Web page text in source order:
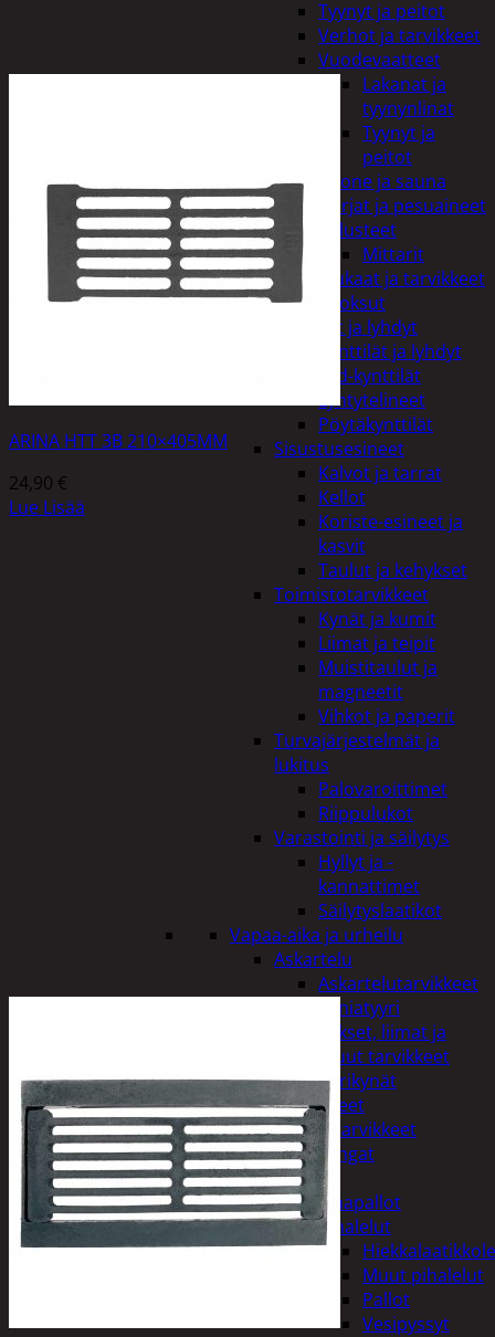
Tyynyt ja peitot
Verhot ja tarvikkeet
Vuodevaatteet
Lakanat ja
tyynynlinat
Tyynyt ja
peitot
Kylpyhuone ja sauna
Harjat ja pesuaineet
Kalusteet
Mittarit
Kiukaat ja tarvikkeet
Tuoksut
Kynttilät ja lyhdyt
Kynttilät ja lyhdyt
Led-kynttilät
Lyhtytelineet
Pöytäkynttilät
Sisustusesineet
Kalvot ja tarrat
Kellot
Koriste-esineet ja
kasvit
Taulut ja kehykset
Toimistotarvikkeet
Kynät ja kumit
Liimat ja teipit
Muistitaulut ja
magneetit
Vihkot ja paperit
Turvajärjestelmät ja
lukitus
Palovaroittimet
Riippulukot
Varastointi ja säilytys
Hyllyt ja -
kannattimet
Säilytyslaatikot
Vapaa-aika ja urheilu
Askartelu
Askartelutarvikkeet
Miniatyyri
Sakset, liimat ja
muut tarvikkeet
Värikynät
Harrasteet
Käsityötarvikkeet
Langat
Lelut
Ilmapallot
Pihalelut
Muut pihalelut
Pallot
Vesipyssyt
ARINA HTT 3B 210×405MM
24,90 €
Lue Lisää